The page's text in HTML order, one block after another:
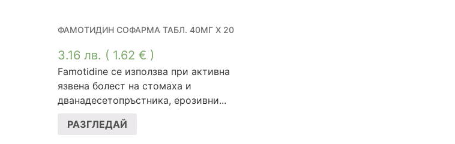
ФАМОТИДИН СОФАРМА ТАБЛ. 40МГ Х 20
3.16 лв. ( 1.62 € )
Famotidine се използва при активна
язвена болест на стомаха и
дванадесетопръстника, ерозивни...
РАЗГЛЕДАЙ